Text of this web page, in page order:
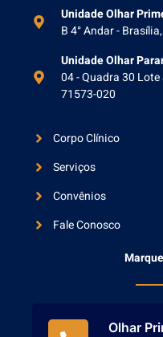
Unidade Olhar
B 4° Andar -
Unidade Olhar
04 - Quadra 30
71573-020
Corpo Clínico
Serviços
Convênios
Fale Conosco
Olhar